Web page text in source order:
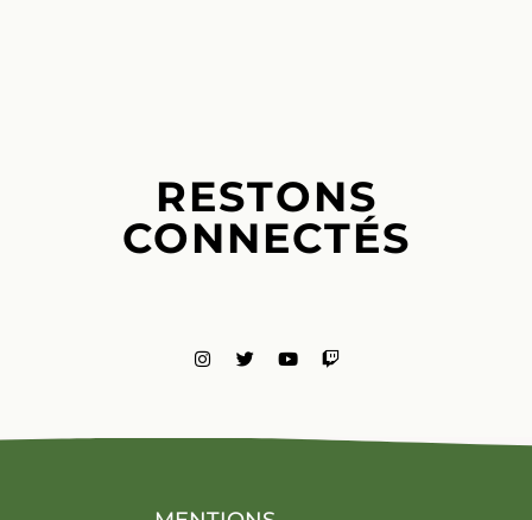
RESTONS
CONNECTÉS